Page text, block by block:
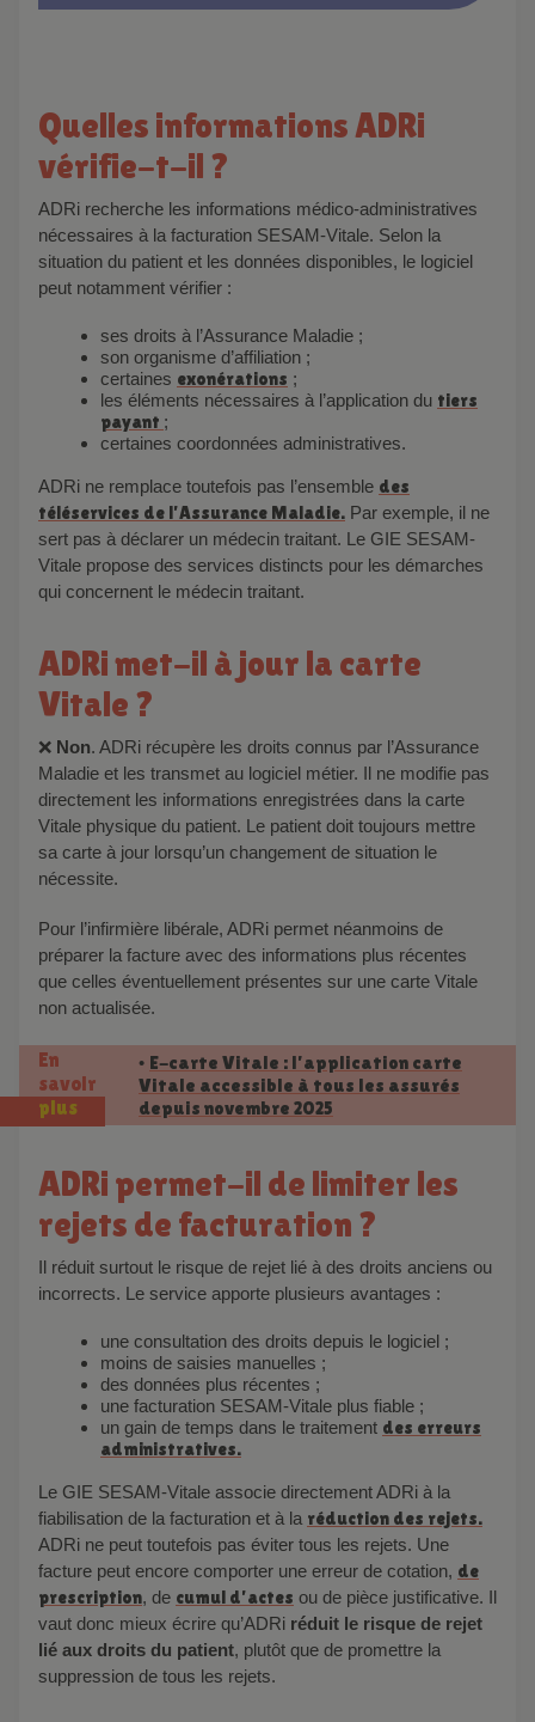
Quelles informations ADRi
vérifie-t-il ?
ADRi recherche les informations médico-administratives
nécessaires à la facturation SESAM-Vitale. Selon la
situation du patient et les données disponibles, le logiciel
peut notamment vérifier :
ses droits à l’Assurance Maladie ;
son organisme d’affiliation ;
certaines exonérations ;
les éléments nécessaires à l’application du tiers
payant ;
certaines coordonnées administratives.
ADRi ne remplace toutefois pas l’ensemble des
téléservices de l’Assurance Maladie. Par exemple, il ne
sert pas à déclarer un médecin traitant. Le GIE SESAM-
Vitale propose des services distincts pour les démarches
qui concernent le médecin traitant.
ADRi met-il à jour la carte
Vitale ?
❌ Non. ADRi récupère les droits connus par l’Assurance
Maladie et les transmet au logiciel métier. Il ne modifie pas
directement les informations enregistrées dans la carte
Vitale physique du patient. Le patient doit toujours mettre
sa carte à jour lorsqu’un changement de situation le
nécessite.
Pour l’infirmière libérale, ADRi permet néanmoins de
préparer la facture avec des informations plus récentes
que celles éventuellement présentes sur une carte Vitale
non actualisée.
En
savoir
plus
• E-carte Vitale : l’application carte
Vitale accessible à tous les assurés
depuis novembre 2025
ADRi permet-il de limiter les
rejets de facturation ?
Il réduit surtout le risque de rejet lié à des droits anciens ou
incorrects. Le service apporte plusieurs avantages :
une consultation des droits depuis le logiciel ;
moins de saisies manuelles ;
des données plus récentes ;
une facturation SESAM-Vitale plus fiable ;
un gain de temps dans le traitement des erreurs
administratives.
Le GIE SESAM-Vitale associe directement ADRi à la
fiabilisation de la facturation et à la réduction des rejets.
ADRi ne peut toutefois pas éviter tous les rejets. Une
facture peut encore comporter une erreur de cotation, de
prescription, de cumul d’actes ou de pièce justificative. Il
vaut donc mieux écrire qu’ADRi réduit le risque de rejet
lié aux droits du patient, plutôt que de promettre la
suppression de tous les rejets.